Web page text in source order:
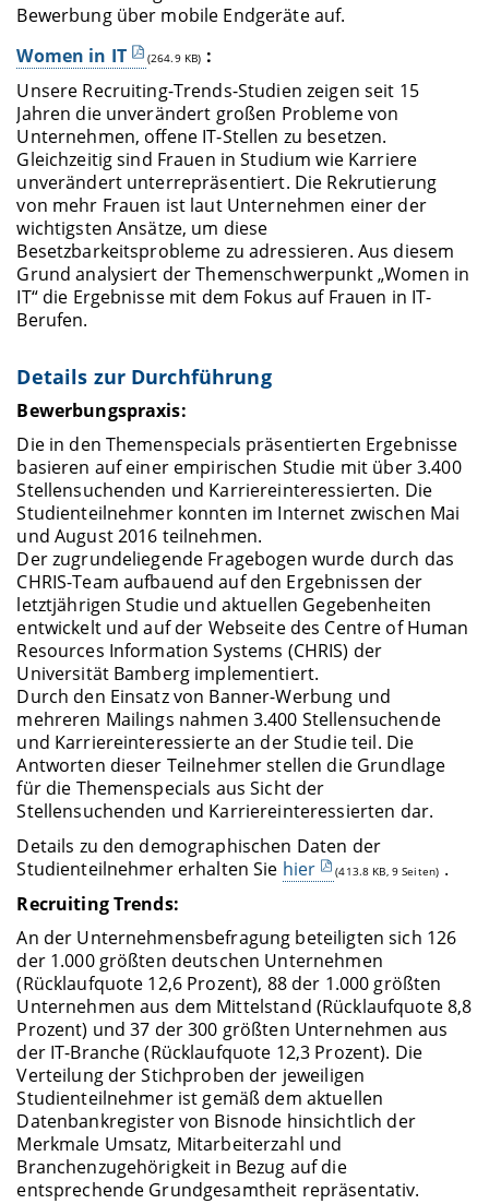
Bewerbung über mobile Endgeräte auf.
Women in IT
(264.9 KB) :
Unsere Recruiting-Trends-Studien zeigen seit 15
Jahren die unverändert großen Probleme von
Unternehmen, offene IT-Stellen zu besetzen.
Gleichzeitig sind Frauen in Studium wie Karriere
unverändert unterrepräsentiert. Die Rekrutierung
von mehr Frauen ist laut Unternehmen einer der
wichtigsten Ansätze, um diese
Besetzbarkeitsprobleme zu adressieren. Aus diesem
Grund analysiert der Themenschwerpunkt „Women in
IT“ die Ergebnisse mit dem Fokus auf Frauen in IT-
Berufen.
Details zur Durchführung
Bewerbungspraxis:
Die in den Themenspecials präsentierten Ergebnisse
basieren auf einer empirischen Studie mit über 3.400
Stellensuchenden und Karriereinteressierten. Die
Studienteilnehmer konnten im Internet zwischen Mai
und August 2016 teilnehmen.
Der zugrundeliegende Fragebogen wurde durch das
CHRIS-Team aufbauend auf den Ergebnissen der
letztjährigen Studie und aktuellen Gegebenheiten
entwickelt und auf der Webseite des Centre of Human
Resources Information Systems (CHRIS) der
Universität Bamberg implementiert.
Durch den Einsatz von Banner-Werbung und
mehreren Mailings nahmen 3.400 Stellensuchende
und Karriereinteressierte an der Studie teil. Die
Antworten dieser Teilnehmer stellen die Grundlage
für die Themenspecials aus Sicht der
Stellensuchenden und Karriereinteressierten dar.
Details zu den demographischen Daten der
Studienteilnehmer erhalten Sie hier (413.8 KB, 9 Seiten) .
Recruiting Trends:
An der Unternehmensbefragung beteiligten sich 126
der 1.000 größten deutschen Unternehmen
(Rücklaufquote 12,6 Prozent), 88 der 1.000 größten
Unternehmen aus dem Mittelstand (Rücklaufquote 8,8
Prozent) und 37 der 300 größten Unternehmen aus
der IT-Branche (Rücklaufquote 12,3 Prozent). Die
Verteilung der Stichproben der jeweiligen
Studienteilnehmer ist gemäß dem aktuellen
Datenbankregister von Bisnode hinsichtlich der
Merkmale Umsatz, Mitarbeiterzahl und
Branchenzugehörigkeit in Bezug auf die
entsprechende Grundgesamtheit repräsentativ.